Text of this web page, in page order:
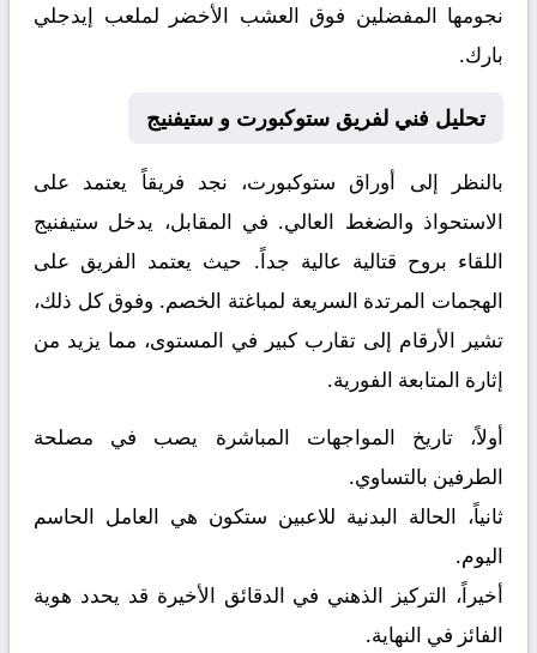
نجومها المفضلين فوق العشب الأخضر لملعب إيدجلي
بارك.
تحليل فني لفريق ستوكبورت و ستيفنيج
بالنظر إلى أوراق ستوكبورت، نجد فريقاً يعتمد على
الاستحواذ والضغط العالي. في المقابل، يدخل ستيفنيج
اللقاء بروح قتالية عالية جداً. حيث يعتمد الفريق على
الهجمات المرتدة السريعة لمباغتة الخصم. وفوق كل ذلك،
تشير الأرقام إلى تقارب كبير في المستوى، مما يزيد من
إثارة المتابعة الفورية.
أولاً، تاريخ المواجهات المباشرة يصب في مصلحة
الطرفين بالتساوي.
ثانياً، الحالة البدنية للاعبين ستكون هي العامل الحاسم
اليوم.
أخيراً، التركيز الذهني في الدقائق الأخيرة قد يحدد هوية
الفائز في النهاية.